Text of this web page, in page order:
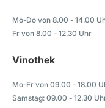
Mo-Do von 8.00 - 14.00
Fr von 8.00 - 12.30 Uhr
Vinothek
Mo-Fr von 09.00 - 18.00
Samstag: 09.00 - 12.30